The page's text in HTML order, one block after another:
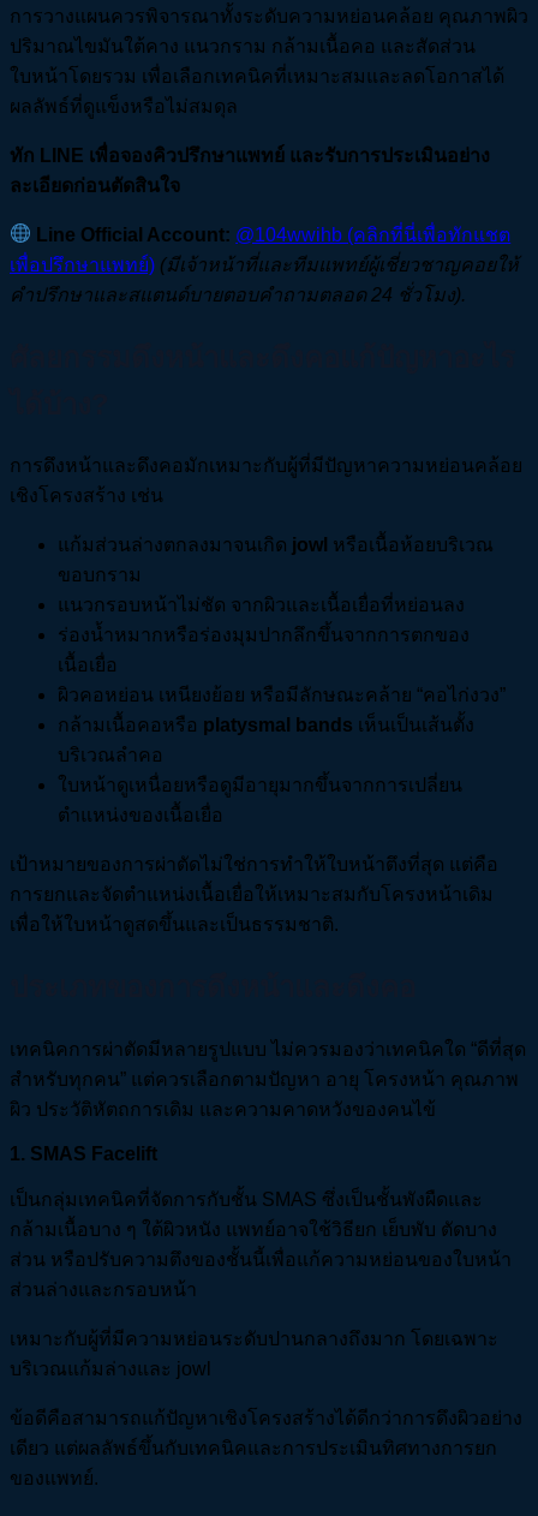
การวางแผนควรพิจารณาทั้งระดับความหย่อนคล้อย คุณภาพผิว
ปริมาณไขมันใต้คาง แนวกราม กล้ามเนื้อคอ และสัดส่วน
ใบหน้าโดยรวม เพื่อเลือกเทคนิคที่เหมาะสมและลดโอกาสได้
ผลลัพธ์ที่ดูแข็งหรือไม่สมดุล
ทัก LINE เพื่อจองคิวปรึกษาแพทย์ และรับการประเมินอย่าง
ละเอียดก่อนตัดสินใจ
Line Official Account: @104wwihb (คลิกที่นี่เพื่อทักแชต
เพื่อปรึกษาแพทย์) (มีเจ้าหน้าที่และทีมแพทย์ผู้เชี่ยวชาญคอยให้
คำปรึกษาและสแตนด์บายตอบคำถามตลอด 24 ชั่วโมง).
การดึงหน้าและดึงคอมักเหมาะกับผู้ที่มีปัญหาความหย่อนคล้อย
เชิงโครงสร้าง เช่น
แก้มส่วนล่างตกลงมาจนเกิด jowl หรือเนื้อห้อยบริเวณ
ขอบกราม
แนวกรอบหน้าไม่ชัด จากผิวและเนื้อเยื่อที่หย่อนลง
ร่องน้ำหมากหรือร่องมุมปากลึกขึ้นจากการตกของ
เนื้อเยื่อ
ผิวคอหย่อน เหนียงย้อย หรือมีลักษณะคล้าย “คอไก่งวง”
กล้ามเนื้อคอหรือ platysmal bands เห็นเป็นเส้นตั้ง
บริเวณลำคอ
ใบหน้าดูเหนื่อยหรือดูมีอายุมากขึ้นจากการเปลี่ยน
ตำแหน่งของเนื้อเยื่อ
เป้าหมายของการผ่าตัดไม่ใช่การทำให้ใบหน้าตึงที่สุด แต่คือ
การยกและจัดตำแหน่งเนื้อเยื่อให้เหมาะสมกับโครงหน้าเดิม
เพื่อให้ใบหน้าดูสดขึ้นและเป็นธรรมชาติ.
เทคนิคการผ่าตัดมีหลายรูปแบบ ไม่ควรมองว่าเทคนิคใด “ดีที่สุด
สำหรับทุกคน” แต่ควรเลือกตามปัญหา อายุ โครงหน้า คุณภาพ
ผิว ประวัติหัตถการเดิม และความคาดหวังของคนไข้
1. SMAS Facelift
เป็นกลุ่มเทคนิคที่จัดการกับชั้น SMAS ซึ่งเป็นชั้นพังผืดและ
กล้ามเนื้อบาง ๆ ใต้ผิวหนัง แพทย์อาจใช้วิธียก เย็บพับ ตัดบาง
ส่วน หรือปรับความตึงของชั้นนี้เพื่อแก้ความหย่อนของใบหน้า
ส่วนล่างและกรอบหน้า
เหมาะกับผู้ที่มีความหย่อนระดับปานกลางถึงมาก โดยเฉพาะ
บริเวณแก้มล่างและ jowl
ข้อดีคือสามารถแก้ปัญหาเชิงโครงสร้างได้ดีกว่าการดึงผิวอย่าง
เดียว แต่ผลลัพธ์ขึ้นกับเทคนิคและการประเมินทิศทางการยก
ของแพทย์.